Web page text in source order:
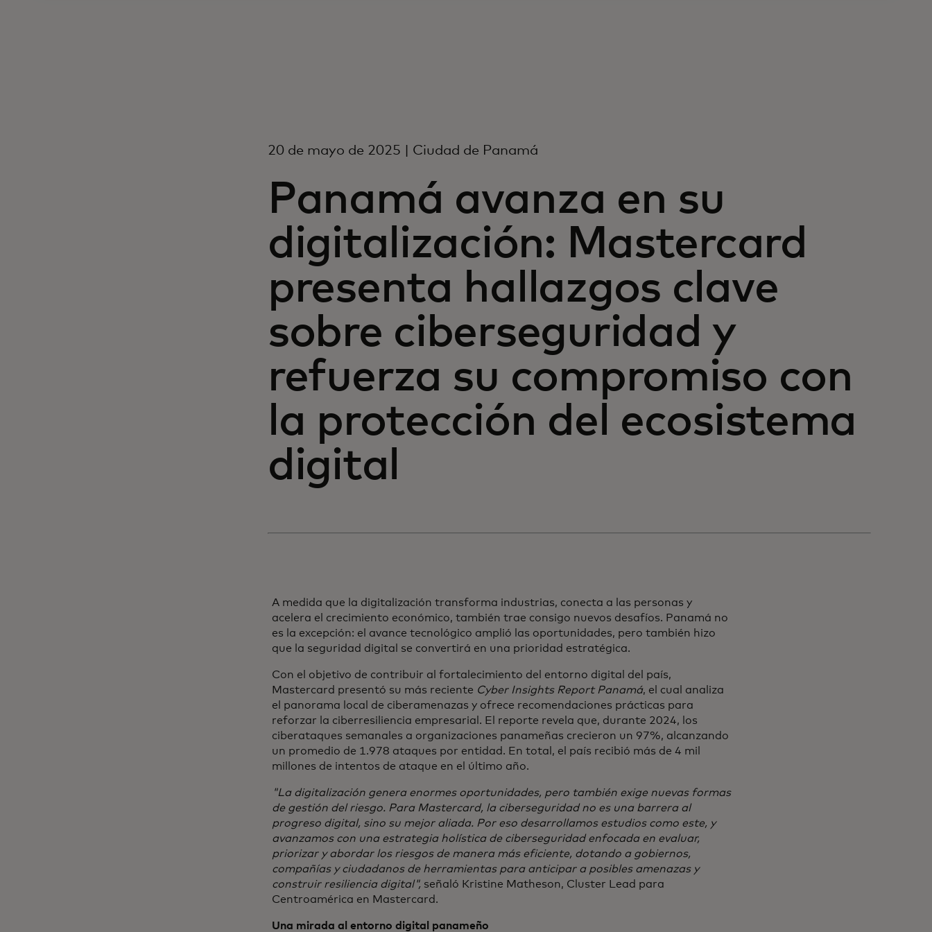
20 de mayo de 2025 | Ciudad de Panamá
Panamá avanza en su
digitalización: Mastercard
presenta hallazgos clave
sobre ciberseguridad y
refuerza su compromiso con
la protección del ecosistema
digital
A medida que la digitalización transforma industrias, conecta a las personas y
acelera el crecimiento económico, también trae consigo nuevos desafíos. Panamá no
es la excepción: el avance tecnológico amplió las oportunidades, pero también hizo
que la seguridad digital se convertirá en una prioridad estratégica.
Con el objetivo de contribuir al fortalecimiento del entorno digital del país,
Mastercard presentó su más reciente Cyber Insights Report Panamá, el cual analiza
el panorama local de ciberamenazas y ofrece recomendaciones prácticas para
reforzar la ciberresiliencia empresarial. El reporte revela que, durante 2024, los
ciberataques semanales a organizaciones panameñas crecieron un 97%, alcanzando
un promedio de 1.978 ataques por entidad. En total, el país recibió más de 4 mil
millones de intentos de ataque en el último año.
"La digitalización genera enormes oportunidades, pero también exige nuevas formas
de gestión del riesgo. Para Mastercard, la ciberseguridad no es una barrera al
progreso digital, sino su mejor aliada. Por eso desarrollamos estudios como este, y
avanzamos con una estrategia holística de ciberseguridad enfocada en evaluar,
priorizar y abordar los riesgos de manera más eficiente, dotando a gobiernos,
compañías y ciudadanos de herramientas para anticipar a posibles amenazas y
construir resiliencia digital", señaló Kristine Matheson, Cluster Lead para
Centroamérica en Mastercard.
Una mirada al entorno digital panameño